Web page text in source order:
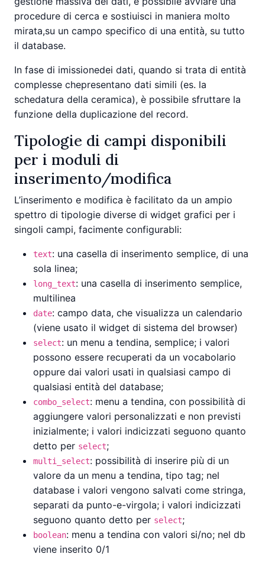
procedure di cerca e sostiuisci in maniera molto
mirata,su un campo specifico di una entità, su tutto
il database.
In fase di imissionedei dati, quando si trata di entità
complesse chepresentano dati simili (es. la
schedatura della ceramica), è possibile sfruttare la
funzione della duplicazione del record.
Tipologie di campi disponibili
per i moduli di
inserimento/modifica
L’inserimento e modifica è facilitato da un ampio
spettro di tipologie diverse di widget grafici per i
singoli campi, facimente configurabli:
text: una casella di inserimento semplice, di una
sola linea;
long_text: una casella di inserimento semplice,
multilinea
date: campo data, che visualizza un calendario
(viene usato il widget di sistema del browser)
select: un menu a tendina, semplice; i valori
possono essere recuperati da un vocabolario
oppure dai valori usati in qualsiasi campo di
qualsiasi entità del database;
combo_select: menu a tendina, con possibilità di
aggiungere valori personalizzati e non previsti
inizialmente; i valori indicizzati seguono quanto
detto per select;
multi_select: possibilità di inserire più di un
valore da un menu a tendina, tipo tag; nel
database i valori vengono salvati come stringa,
separati da punto-e-virgola; i valori indicizzati
seguono quanto detto per select;
boolean: menu a tendina con valori si/no; nel db
viene inserito 0/1